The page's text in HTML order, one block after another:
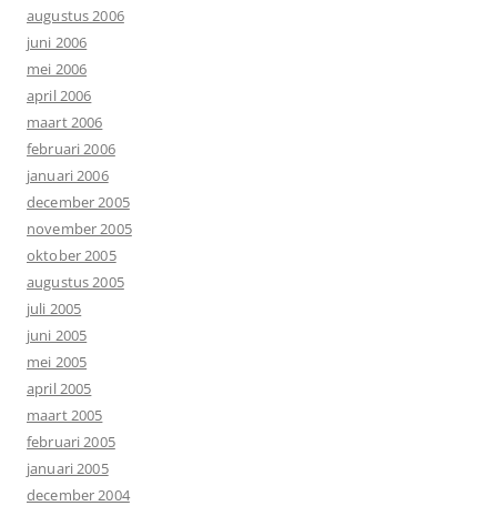
augustus 2006
juni 2006
mei 2006
april 2006
maart 2006
februari 2006
januari 2006
december 2005
november 2005
oktober 2005
augustus 2005
juli 2005
juni 2005
mei 2005
april 2005
maart 2005
februari 2005
januari 2005
december 2004